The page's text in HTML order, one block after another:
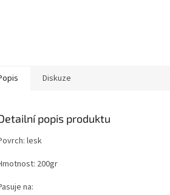
Diskuze
popis produktu
lesk
200gr
na: